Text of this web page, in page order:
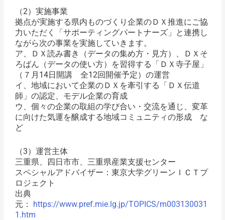
（2）実施事業
拠点が実施する県内ものづくり企業のＤＸ推進にご協
力いただく「サポーティングパートナーズ」と連携し
ながら次の事業を実施していきます。
ア、ＤＸ読み書き（データの集め方・見方）、ＤＸそ
ろばん（データの使い方）を習得する「ＤＸ寺子屋」
（７月14日開講 全12回開催予定）の運営
イ、地域において企業のＤＸを牽引する「ＤＸ伝道
師」の認定、モデル企業の育成
ウ、個々の企業の取組の学び合い・交流を通じ、変革
に向けた気運を醸成する地域コミュニティの形成 な
ど
（3）運営主体
三重県、四日市市、三重県産業支援センター
スペシャルアドバイザー：東京大学グリーンＩＣＴプ
ロジェクト
出典
元： https://www.pref.mie.lg.jp/TOPICS/m003130031
1.htm